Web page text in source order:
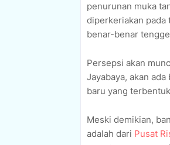
penurunan muka
diperkeriakan pada
benar-benar
Persepsi akan
Jayabaya, akan
baru yang
Meski demikian,
adalah dari Pusat